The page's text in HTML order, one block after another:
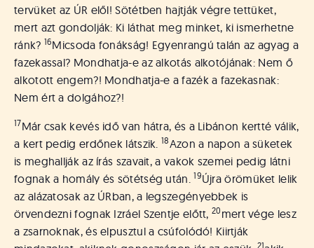
tervüket az ÚR elől! Sötétben hajtják végre tettüket,
mert azt gondolják: Ki láthat meg minket, ki ismerhetne
ránk? 16Micsoda fonákság! Egyenrangú talán az agyag a
fazekassal? Mondhatja-e az alkotás alkotójának: Nem ő
alkotott engem?! Mondhatja-e a fazék a fazekasnak:
Nem ért a dolgához?!
17Már csak kevés idő van hátra, és a Libánon kertté válik,
a kert pedig erdőnek látszik. 18Azon a napon a süketek
is meghallják az írás szavait, a vakok szemei pedig látni
fognak a homály és sötétség után. 19Újra örömüket lelik
az alázatosak az ÚRban, a legszegényebbek is
örvendezni fognak Izráel Szentje előtt,20 mert vége lesz
a zsarnoknak, és elpusztul a csúfolódó! Kiirtják
21